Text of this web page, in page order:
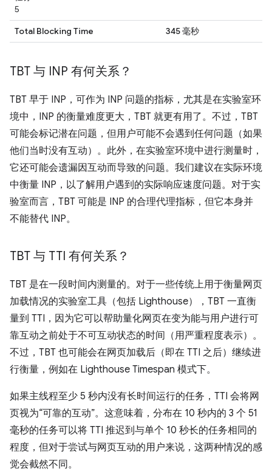
5
Total Blocking Time 345 毫秒
TBT 与 INP 有何关系？
TBT 早于 INP，可作为 INP 问题的指标，尤其是在实验室环
境中，INP 的衡量难度更大，TBT 就更有用了。不过，TBT
可能会标记潜在问题，但用户可能不会遇到任何问题（如果
他们当时没有互动）。此外，在实验室环境中进行测量时，
它还可能会遗漏因互动而导致的问题。我们建议在实际环境
中衡量 INP，以了解用户遇到的实际响应速度问题。对于实
验室而言，TBT 可能是 INP 的合理代理指标，但它本身并
不能替代 INP。
TBT 与 TTI 有何关系？
TBT 是在一段时间内测量的。对于一些传统上用于衡量网页
加载情况的实验室工具（包括 Lighthouse），TBT 一直衡
量到 TTI，因为它可以帮助量化网页在变为能与用户进行可
靠互动之前处于不可互动状态的时间（用严重程度表示）。
不过，TBT 也可能会在网页加载后（即在 TTI 之后）继续进
行衡量，例如在 Lighthouse Timespan 模式下。
如果主线程至少 5 秒内没有长时间运行的任务，TTI 会将网
页视为“可靠的互动”。这意味着，分布在 10 秒内的 3 个 51
毫秒的任务可以将 TTI 推迟到与单个 10 秒长的任务相同的
程度，但对于尝试与网页互动的用户来说，这两种情况的感
觉会截然不同。